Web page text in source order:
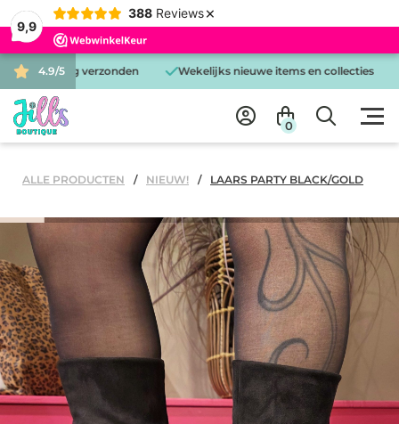
9,9
388 Reviews ×
4.9/5
dag verzonden Wekelijks nieuwe items en collecties
0
ALLE PRODUCTEN NIEUW! LAARS PARTY BLACK/GOLD